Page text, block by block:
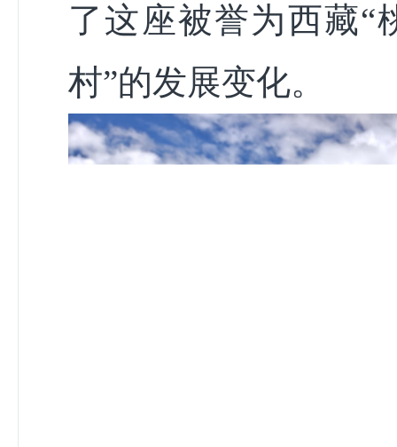
了这座被誉为西藏“
村”的发展变化。